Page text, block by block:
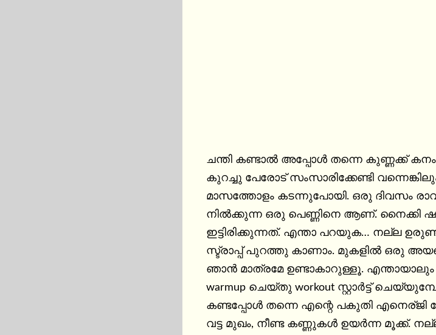
ചന്തി കണ്ടാൽ അപ്പോൾ തന്നെ കുണ്ണക്ക്
കുറച്ചു പേരോട് സംസാരിക്കേണ്ടി
മാസത്തോളം കടന്നുപോയി. ഒരു ദിവസം
നിൽക്കുന്ന ഒരു പെണ്ണിനെ ആണ്.
ഇട്ടിരിക്കുന്നത്. എന്താ പറയുക… നല്ല
സ്ട്രാപ്പ് പുറത്തു കാണാം. മുകളിൽ ഒരു
ഞാൻ മാത്രമേ ഉണ്ടാകാറുള്ളൂ.
warmup ചെയ്തു workout സ്റ്റാർട്ട്
കണ്ടപ്പോൾ തന്നെ എന്റെ പകുതി
വട്ട മുഖം, നീണ്ട കണ്ണുകൾ ഉയർന്ന മൂക്ക്.